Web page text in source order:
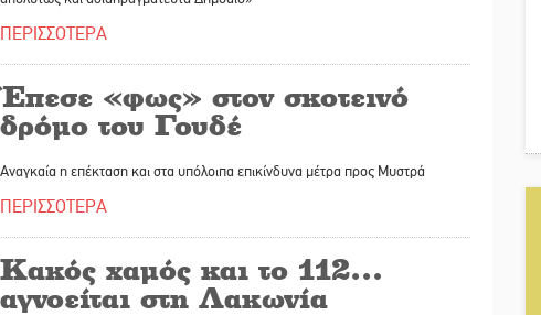
ΠΕΡΙΣΣΟΤΕΡΑ
Έπεσε «φως» στον σκοτεινό
δρόμο του Γουδέ
Αναγκαία η επέκταση και στα υπόλοιπα επικίνδυνα μέτρα προς Μυστρά
ΠΕΡΙΣΣΟΤΕΡΑ
Κακός χαμός και το 112…
αγνοείται στη Λακωνία